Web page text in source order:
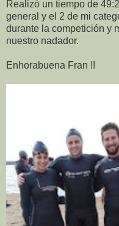
Realizó un tiempo de
general y el 2 de mi
durante la competición y
nuestro nadador.
Enhorabuena Fran !!